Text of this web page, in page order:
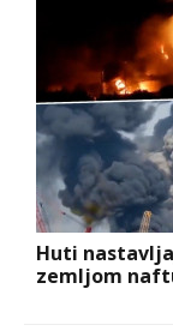
Huti
zemljom